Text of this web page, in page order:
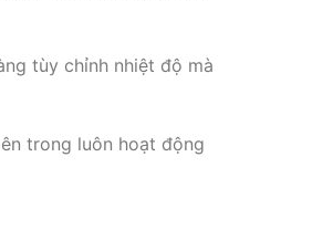
tùy chỉnh nhiệt độ mà
trong luôn hoạt động